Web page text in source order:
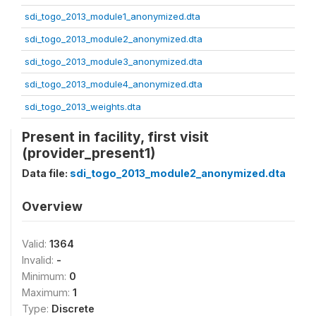
sdi_togo_2013_module1_anonymized.dta
sdi_togo_2013_module2_anonymized.dta
sdi_togo_2013_module3_anonymized.dta
sdi_togo_2013_module4_anonymized.dta
sdi_togo_2013_weights.dta
Present in facility, first visit
(provider_present1)
Data file: sdi_togo_2013_module2_anonymized.dta
Overview
Valid: 1364
Invalid: -
Minimum: 0
Maximum: 1
Type: Discrete